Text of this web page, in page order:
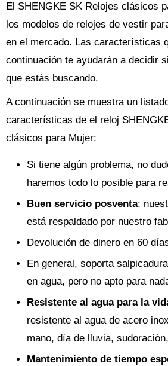
El SHENGKE SK Relojes clásicos
los modelos de relojes de vestir
en el mercado. Las características
continuación te ayudarán a decidir
que estás buscando.
A continuación se muestra un
características de el reloj
clásicos para Mujer:
Si tiene algún problema, no
haremos todo lo posible para
Buen servicio posventa:
está respaldado por nuestro
Devolución de dinero en 60
En general, soporta
en agua, pero no apto para
Resistente al agua para la
resistente al agua de acero
mano, día de lluvia,
Mantenimiento de tiempo